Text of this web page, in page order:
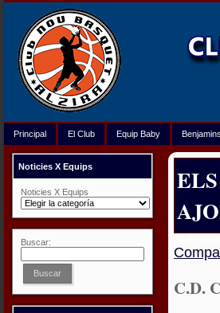
Principal El Club Equip Baby Benjamins
Noticies X Equips
Noticies X Equips
Buscar:
Buscar
C.D.